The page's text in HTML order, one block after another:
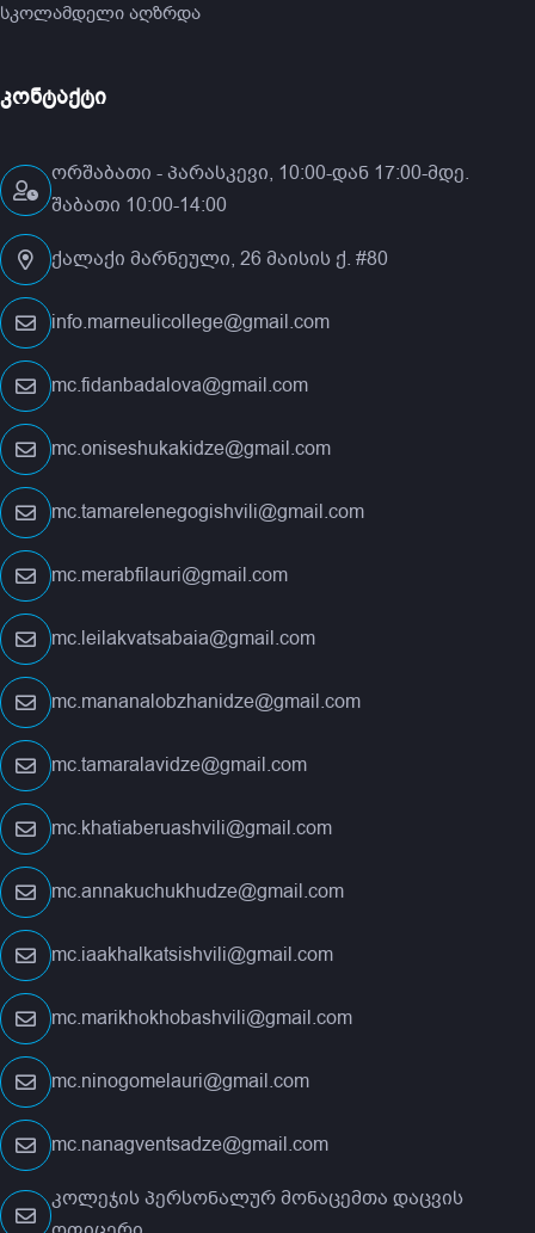
სკოლამდელი აღზრდა
კონტაქტი
ორშაბათი - პარასკევი, 10:00-დან 17:00-მდე.
შაბათი 10:00-14:00
ქალაქი მარნეული, 26 მაისის ქ. #80
info.marneulicollege@gmail.com
mc.fidanbadalova@gmail.com
mc.oniseshukakidze@gmail.com
mc.tamarelenegogishvili@gmail.com
mc.merabfilauri@gmail.com
mc.leilakvatsabaia@gmail.com
mc.mananalobzhanidze@gmail.com
mc.tamaralavidze@gmail.com
mc.khatiaberuashvili@gmail.com
mc.annakuchukhudze@gmail.com
mc.iaakhalkatsishvili@gmail.com
mc.marikhokhobashvili@gmail.com
mc.ninogomelauri@gmail.com
mc.nanagventsadze@gmail.com
კოლეჯის პერსონალურ მონაცემთა დაცვის